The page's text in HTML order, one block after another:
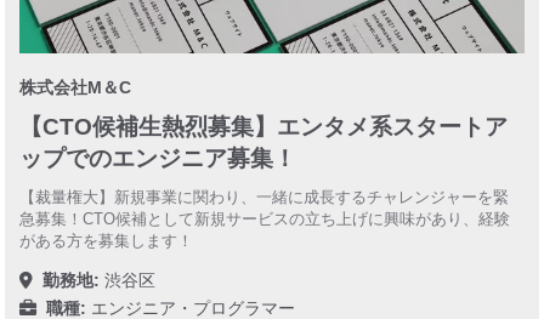
株式会社M＆C
【CTO候補生熱烈募集】エンタメ系スタートア
ップでのエンジニア募集！
【裁量権大】新規事業に関わり、一緒に成長するチャレンジャーを緊
急募集！CTO候補として新規サービスの立ち上げに興味があり、経験
がある方を募集します！
勤務地: 渋谷区
職種: エンジニア・プログラマー